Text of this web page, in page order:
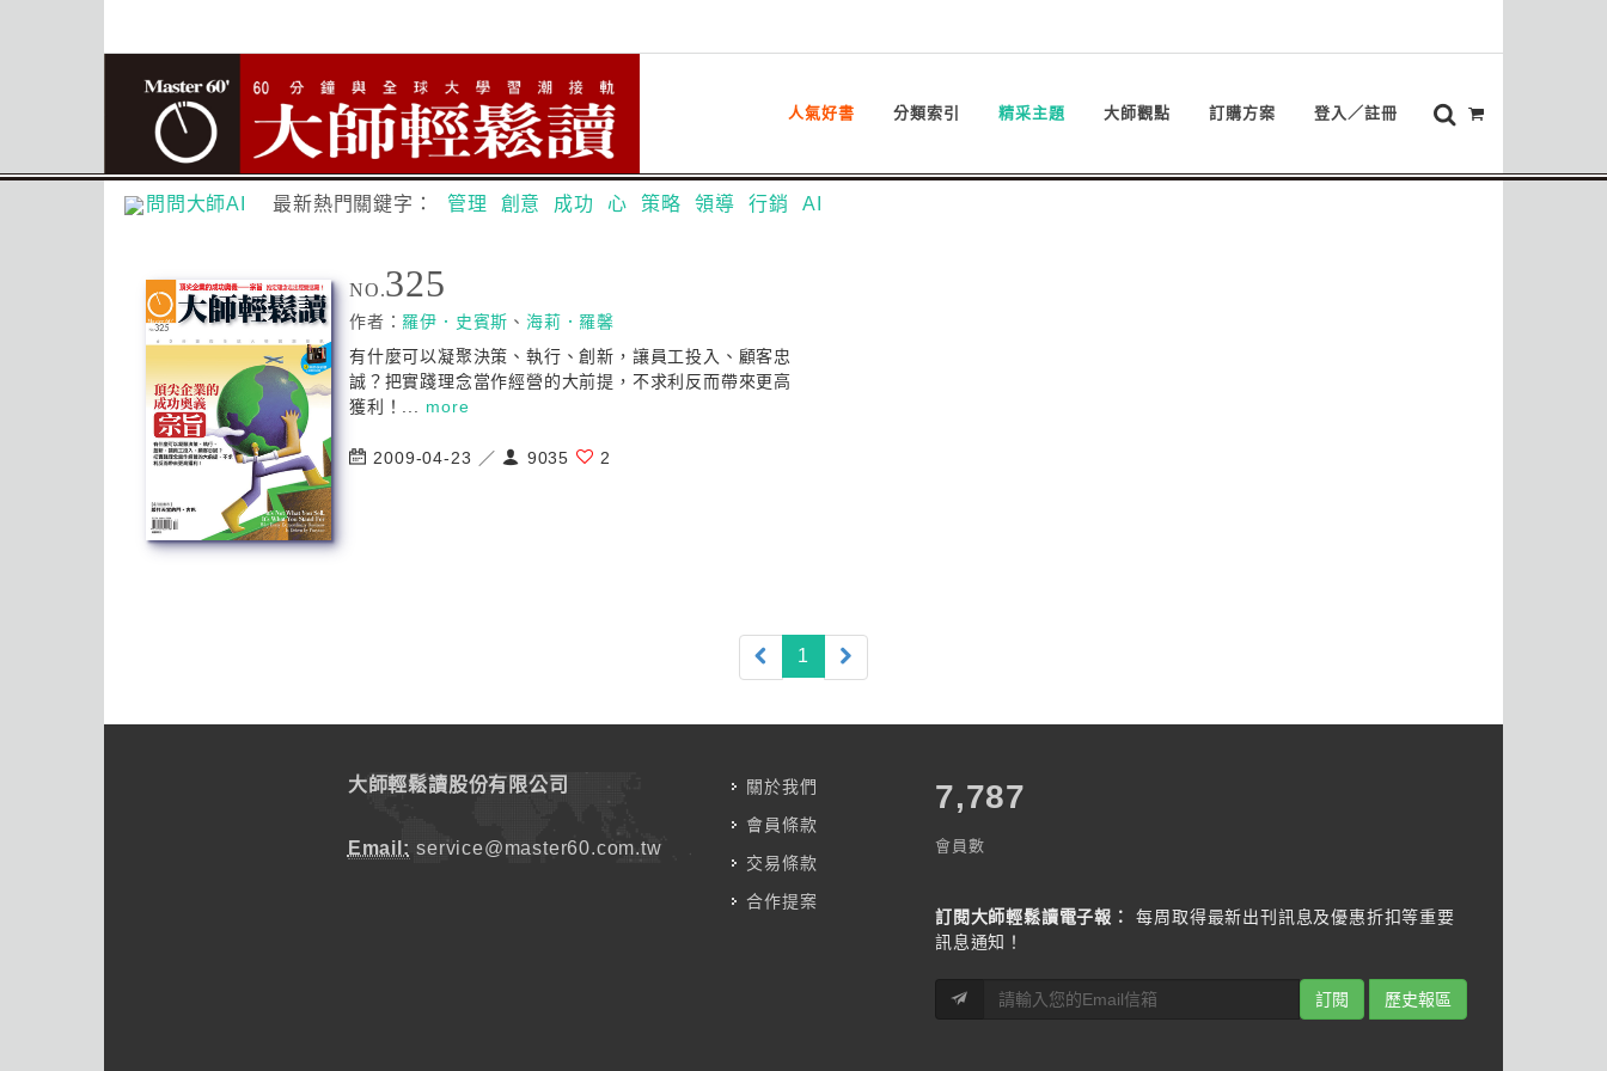
人氣好書 分類索引 精采主題 大師觀點 訂購方案 登入／註冊
問問大師AI 最新熱門關鍵字： 管理 創意 成功 心 策略 領導 行銷 AI
NO.325
作者： 羅伊．史賓斯 、海莉．羅馨
有什麼可以凝聚決策、執行、創新，讓員工投入、顧客忠
誠？把實踐理念當作經營的大前提，不求利反而帶來更高
獲利！... more
2009-04-23 ／ 9035 2
1 (current)
大師輕鬆讀股份有限公司
Email: service@master60.com.tw
關於我們
會員條款
交易條款
合作提案
7,787
會員數
訂閱大師輕鬆讀電子報：
每周取得最新出刊訊息及優惠折扣等重要
訊息通知！
訂閱 歷史報區